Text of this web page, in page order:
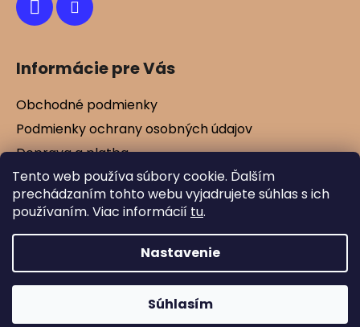
Tento web používa súbory cookie. Ďalším
prechádzaním tohto webu vyjadrujete súhlas s ich
používaním. Viac informácií tu.
Nastavenie
Súhlasím
Informácie pre Vás
Obchodné podmienky
Podmienky ochrany osobných údajov
Doprava a platba
Kontakty
Vernostné zľavy
Vytvoril Shoptet
Mamtex.sk